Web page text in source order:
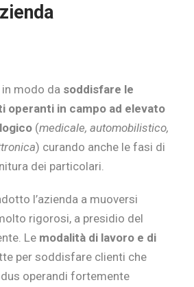
modo da soddisfare le
operanti in campo ad elevato
(medicale, automobilistico,
) curando anche le fasi di
dei particolari.
l’azienda a muoversi
rigorosi, a presidio del
Le modalità di lavoro e di
per soddisfare clienti che
operandi fortemente